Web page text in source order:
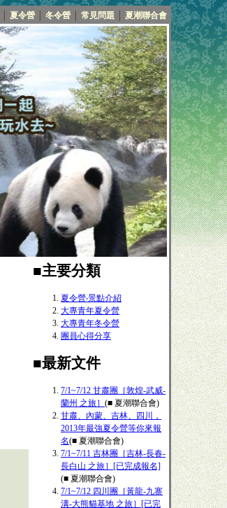
夏令營 冬令營 常見問題 夏潮聯合會
■主要分類
夏令營‧景點介紹
大專青年夏令營
大專青年冬令營
團員心得分享
■最新文件
7/1~7/12 甘肅團［敦煌-武威-
蘭州 之旅］ (■ 夏潮聯合會)
甘肅、內蒙、吉林、四川，
2013年最強夏令營等你來報
名(■ 夏潮聯合會)
7/1~7/11 吉林團［吉林-長春-
長白山 之旅］[已完成報名]
(■ 夏潮聯合會)
7/1~7/12 四川團［黃龍-九寨
溝-大熊貓基地 之旅］[已完